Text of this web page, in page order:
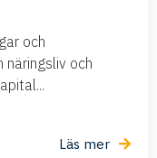
och
och
Läs mer